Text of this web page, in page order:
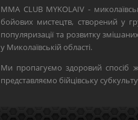
MMA CLUB MYKOLAIV -
бойових мистецтв, створений у
популяризації та розвитку
у Миколаївській області.
Ми пропагуємо здоровий спосіб
представляємо бійцівську